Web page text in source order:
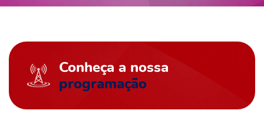
Conheça a nossa
programação